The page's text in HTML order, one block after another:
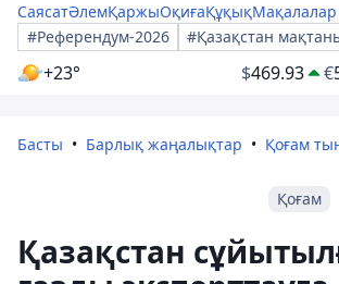
СаясатӘлемҚаржыОқиғаҚұқықМақалалар
#Референдум-2026
#Қазақстан
+23° $469.93 €
Басты Барлық жаңалықтар Қоғам
Қоғам
Қазақстан